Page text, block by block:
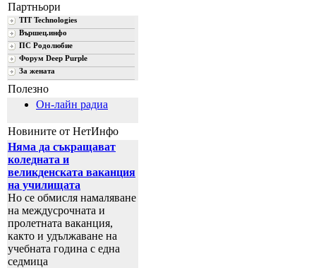
Партньори
TIT Technologies
Вършец.инфо
ПС Родолюбие
Форум Deep Purple
За жената
Полезно
Он-лайн радиа
Новините от НетИнфо
Няма да съкращават
коледната и
великденската ваканция
на училищата
Но се обмисля намаляване
на междусрочната и
пролетната ваканция,
както и удължаване на
учебната година с една
седмица